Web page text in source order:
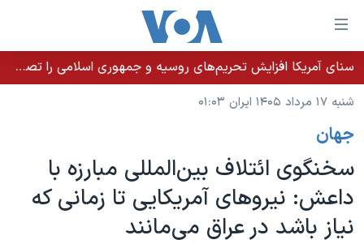
لینکهای
قابل
دسترسی
جهش
محتوای
اصلی
جهش
به
صفحه
خانه
نسخه سبک وب‌سایت
موضوع ها
ایران
آمریکا
جهان
برنامه های تلویزیونی
جدول برنامه ها
صفحه‌های ویژه
سنای آمریکا افزایش تحریم‌های روسیه و جمهوری اسلامی را تصویب کرد؛ زلنسکی از این اقدام تشکر کرد
شنبه ۱۷ مرداد ۱۴۰۵ ایران ۰۱:۰۳
جهان
سخنگوی ائتلاف بین‌المللی مبارزه با
داعش: نیروهای آمریکایی تا زمانی که
نیاز باشد در عراق می‌مانند